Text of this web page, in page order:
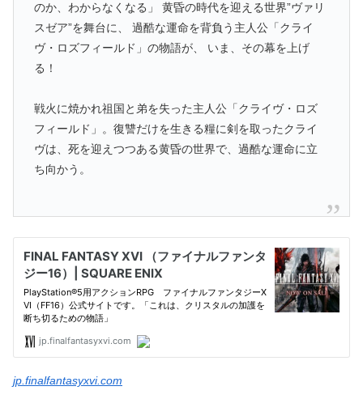
のか、わからなくなる」 黄昏の時代を迎える世界”ヴァリ
スゼア”を舞台に、 過酷な運命を背負う主人公「クライ
ヴ・ロズフィールド」の物語が、 いま、その幕を上げ
る！
戦火に焼かれ祖国と弟を失った主人公「クライヴ・ロズ
フィールド」。復讐だけを生きる糧に剣を取ったクライ
ヴは、死を迎えつつある黄昏の世界で、過酷な運命に立
ち向かう。
jp.finalfantasyxvi.com